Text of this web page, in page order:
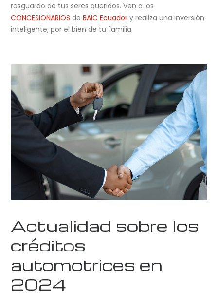
resguardo de tus seres queridos. Ven a los
CONCESIONARIOS deBAIC Ecuador y realiza una inversión
inteligente, por el bien de tu familia.
Actualidad sobre los
créditos
automotrices en
2024